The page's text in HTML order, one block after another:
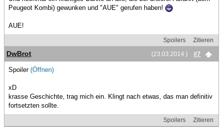
Peugeot Kombi) gewunken und "AUE" gerufen haben!
AUE!
Spoilers
Zitieren
(23.03.2014 )
#7
DwBrot
Spoiler (Öffnen)
xD
krasse Geschichte, trag mich ein. Klingt nach etwas, das man definitiv
fortsetzten sollte.
Spoilers
Zitieren